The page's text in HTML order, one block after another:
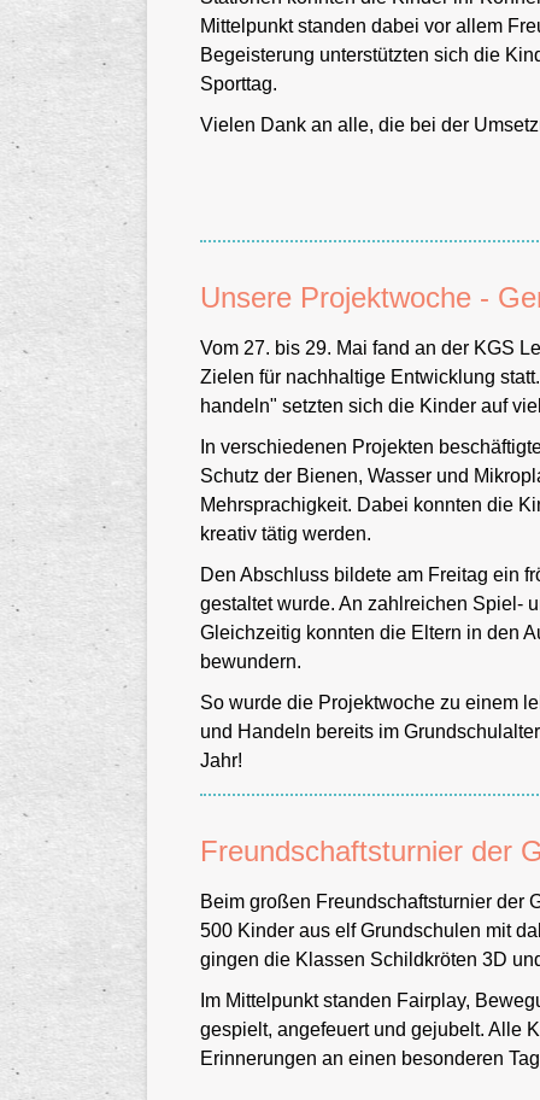
Schulhof
Schulhof
Schulhof
Mittelpunkt standen dabei vor allem
Begeisterung unterstützten sich die
Sporttag.
Vielen Dank an alle, die bei der
Unsere Projektwoche -
Vom 27. bis 29. Mai fand an der KGS
Zielen für nachhaltige Entwicklung
handeln" setzten sich die Kinder auf
In verschiedenen Projekten
Schutz der Bienen, Wasser und
Mehrsprachigkeit. Dabei konnten die
kreativ tätig werden.
Den Abschluss bildete am Freitag ein
gestaltet wurde. An zahlreichen Spiel-
Gleichzeitig konnten die Eltern in den
bewundern.
So wurde die Projektwoche zu einem
und Handeln bereits im
Jahr!
Freundschaftsturnier der
Beim großen Freundschaftsturnier der
500 Kinder aus elf Grundschulen mit
gingen die Klassen Schildkröten 3D
Im Mittelpunkt standen Fairplay,
gespielt, angefeuert und gejubelt. Alle
Erinnerungen an einen besonderen